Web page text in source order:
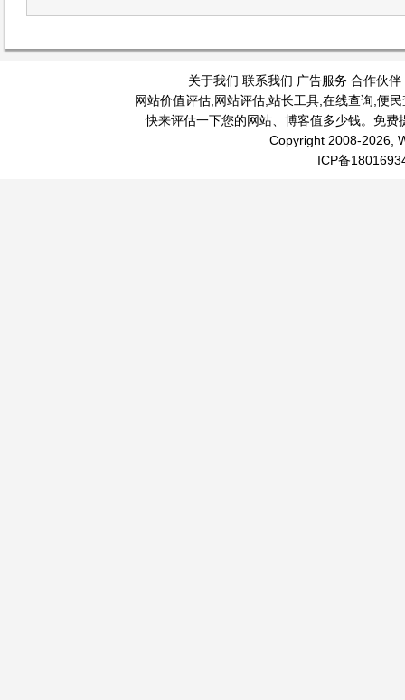
关于我们 联系我们 广告服务 合作伙伴
网站价值评估, 网站评估, 站长工具, 在线查询 便民
快来评估一下您的网站、博客值多少钱。免
Copyright 2008-2026,
ICP备